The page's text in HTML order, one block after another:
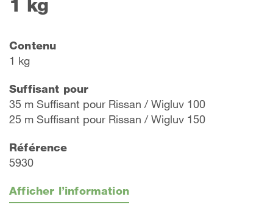
1 kg
Contenu
1 kg
Suffisant pour
35 m Suffisant pour Rissan / Wigluv 100
25 m Suffisant pour Rissan / Wigluv 150
Référence
5930
Afficher l’information